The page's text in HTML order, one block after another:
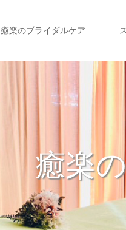
癒楽のブライダルケア
癒楽